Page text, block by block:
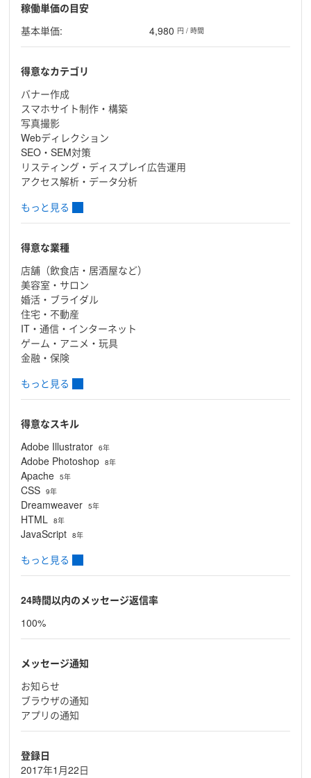
稼働単価の目安
基本単価:
4,980 円 / 時間
得意なカテゴリ
バナー作成
スマホサイト制作・構築
写真撮影
Webディレクション
SEO・SEM対策
リスティング・ディスプレイ広告運用
アクセス解析・データ分析
もっと見る
得意な業種
店舗（飲食店・居酒屋など）
美容室・サロン
婚活・ブライダル
住宅・不動産
IT・通信・インターネット
ゲーム・アニメ・玩具
金融・保険
もっと見る
得意なスキル
Adobe Illustrator
6年
Adobe Photoshop 8年
Apache 5年
CSS 9年
Dreamweaver 5年
HTML 8年
JavaScript 8年
もっと見る
24時間以内のメッセージ返信率
100%
メッセージ通知
お知らせ
ブラウザの通知
アプリの通知
登録日
2017年1月22日